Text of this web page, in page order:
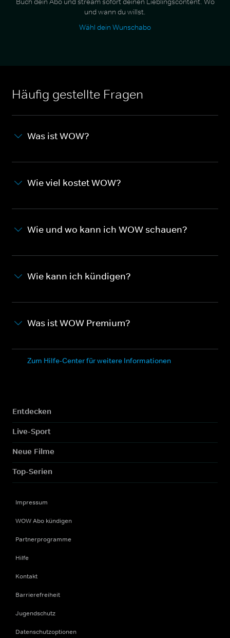
und wann du willst.
Wähl dein Wunschabo
Häufig gestellte Fragen
Was ist WOW?
Wie viel kostet WOW?
Wie und wo kann ich WOW schauen?
Wie kann ich kündigen?
Was ist WOW Premium?
Zum Hilfe-Center für weitere Informationen
Entdecken
Live-Sport
Neue Filme
Top-Serien
Impressum
WOW Abo kündigen
Partnerprogramme
Hilfe
Kontakt
Barrierefreiheit
Jugendschutz
Datenschutzoptionen